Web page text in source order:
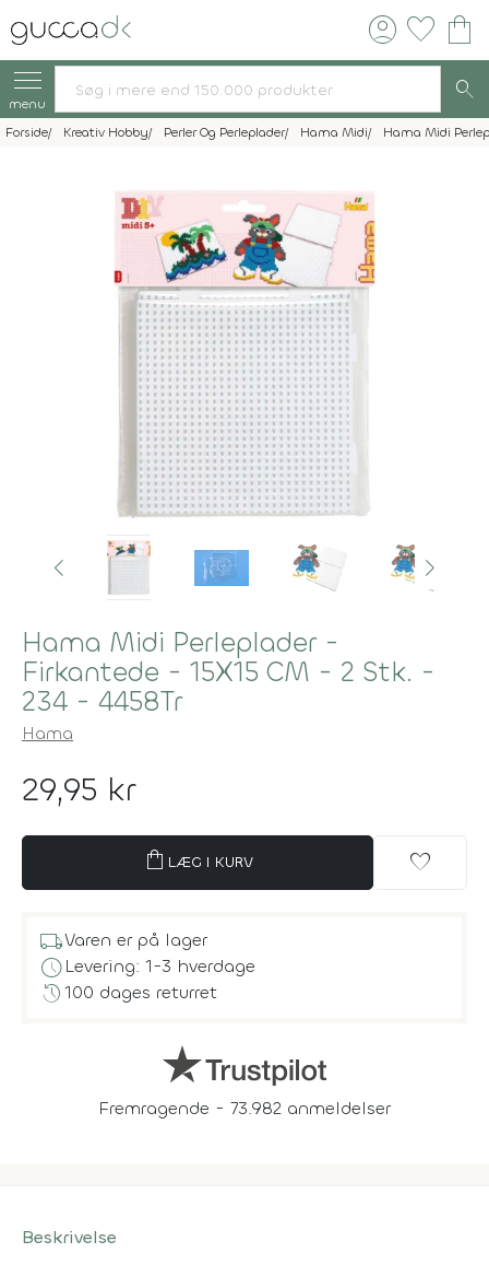
account_circle favorite shopping_bag
menu search
Forside Kreativ Hobby Perler Og Perleplader Hama Midi Hama Midi
Hama Midi Perleplader -
Firkantede - 15X15 CM - 2 Stk. -
234 - 4458Tr
Hama
29,95 kr
shopping_bag LÆG I KURV favorite
local_shippingVaren er på lager
scheduleLevering: 1-3 hverdage
history100 dages returret
Fremragende - 73.982 anmeldelser
Beskrivelse